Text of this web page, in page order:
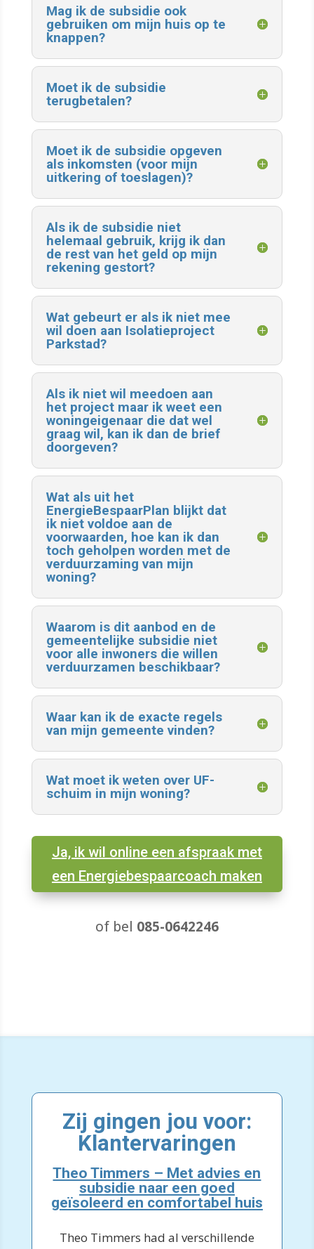
Mag ik de subsidie ook
gebruiken om mijn huis op te
knappen?
Moet ik de subsidie
terugbetalen?
Moet ik de subsidie opgeven
als inkomsten (voor mijn
uitkering of toeslagen)?
Als ik de subsidie niet
helemaal gebruik, krijg ik dan
de rest van het geld op mijn
rekening gestort?
Wat gebeurt er als ik niet mee
wil doen aan Isolatieproject
Parkstad?
Als ik niet wil meedoen aan
het project maar ik weet een
woningeigenaar die dat wel
graag wil, kan ik dan de brief
doorgeven?
Wat als uit het
EnergieBespaarPlan blijkt dat
ik niet voldoe aan de
voorwaarden, hoe kan ik dan
toch geholpen worden met de
verduurzaming van mijn
woning?
Waarom is dit aanbod en de
gemeentelijke subsidie niet
voor alle inwoners die willen
verduurzamen beschikbaar?
Waar kan ik de exacte regels
van mijn gemeente vinden?
Wat moet ik weten over UF-
schuim in mijn woning?
Ja, ik wil online een afspraak met
een Energiebespaarcoach maken
of bel 085-0642246
Zij gingen jou voor:
Klantervaringen
Theo Timmers – Met advies en
subsidie naar een goed
geïsoleerd en comfortabel huis
Theo Timmers had al verschillende